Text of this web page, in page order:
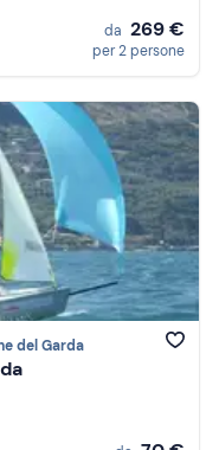
da 269 €
per 2 persone
del Garda